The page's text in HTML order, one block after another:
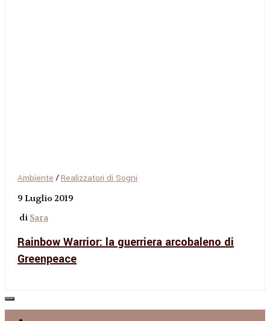
Ambiente /Realizzatori di Sogni
9 Luglio 2019
di Sara
Rainbow Warrior: la guerriera arcobaleno di
Greenpeace